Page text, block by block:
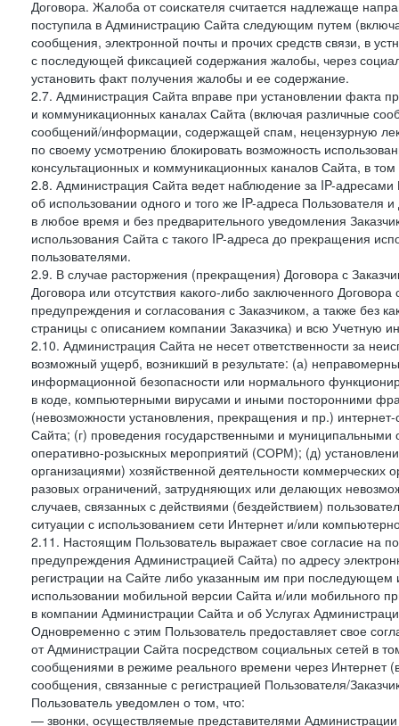
Договора. Жалоба от соискателя считается надлежаще
поступила в Администрацию Сайта следующим путем
сообщения, электронной почты и прочих средств связи, в
с последующей фиксацией содержания жалобы, через
установить факт получения жалобы и ее содержание.
2.7. Администрация Сайта вправе при установлении факта
и коммуникационных каналах Сайта (включая различные
сообщений/информации, содержащей спам, нецензурную
по своему усмотрению блокировать возможность
консультационных и коммуникационных каналов Сайта, в
2.8. Администрация Сайта ведет наблюдение за IP-
об использовании одного и того же IP-адреса Пользователя
в любое время и без предварительного уведомления
использования Сайта с такого IP-адреса до прекращения
пользователями.
2.9. В случае расторжения (прекращения) Договора с
Договора или отсутствия какого-либо заключенного
предупреждения и согласования с Заказчиком, а также без
страницы с описанием компании Заказчика) и всю Учетную
2.10. Администрация Сайта не несет ответственности за
возможный ущерб, возникший в результате: (а)
информационной безопасности или нормального
в коде, компьютерными вирусами и иными посторонними
(невозможности установления, прекращения и пр.)
Сайта; (г) проведения государственными и
оперативно-розыскных мероприятий (СОРМ); (д)
организациями) хозяйственной деятельности коммерческих
разовых ограничений, затрудняющих или делающих
случаев, связанных с действиями (бездействием)
ситуации с использованием сети Интернет и/или
2.11. Настоящим Пользователь выражает свое согласие на
предупреждения Администрацией Сайта) по адресу
регистрации на Сайте либо указанным им при
использовании мобильной версии Сайта и/или мобильного
в компании Администрации Сайта и об Услугах
Одновременно с этим Пользователь предоставляет свое
от Администрации Сайта посредством социальных сетей в
сообщениями в режиме реального времени через Интернет
сообщения, связанные с регистрацией Пользователя/
Пользователь уведомлен о том, что:
— звонки, осуществляемые представителями